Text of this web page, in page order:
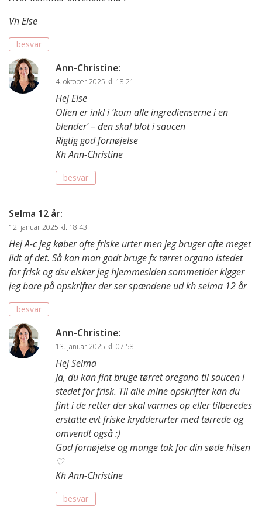
Vh Else
besvar
Ann-Christine:
4. oktober 2025 kl. 18:21
Hej Else
Olien er inkl i ‘kom alle ingredienserne i en
blender’ – den skal blot i saucen
Rigtig god fornøjelse
Kh Ann-Christine
besvar
Selma 12 år:
12. januar 2025 kl. 18:43
Hej A-c jeg køber ofte friske urter men jeg bruger ofte meget
lidt af det. Så kan man godt bruge fx tørret organo istedet
for frisk og dsv elsker jeg hjemmesiden sommetider kigger
jeg bare på opskrifter der ser spændene ud kh selma 12 år
besvar
Ann-Christine:
13. januar 2025 kl. 07:58
Hej Selma
Ja, du kan fint bruge tørret oregano til saucen i
stedet for frisk. Til alle mine opskrifter kan du
fint i de retter der skal varmes op eller tilberedes
erstatte evt friske krydderurter med tørrede og
omvendt også :)
God fornøjelse og mange tak for din søde hilsen
♡
Kh Ann-Christine
besvar